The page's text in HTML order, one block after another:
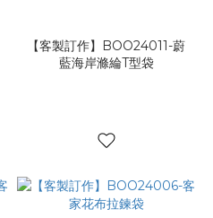
【客製訂作】BOO24011-蔚
藍海岸滌綸T型袋